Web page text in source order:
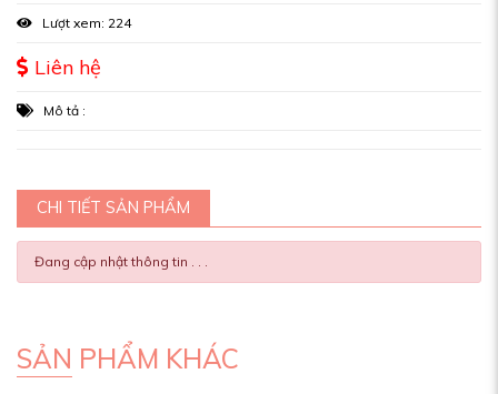
Lượt xem: 224
Liên hệ
Mô tả :
CHI TIẾT SẢN PHẨM
Đang cập nhật thông tin . . .
SẢN PHẨM KHÁC